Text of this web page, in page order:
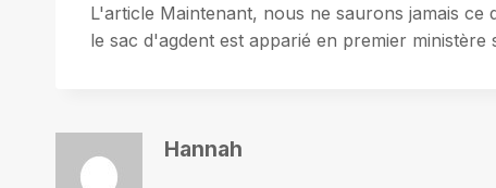
L'article Maintenant, nous ne saurons jamais
le sac d'agdent est apparié en premier ministère
Hannah